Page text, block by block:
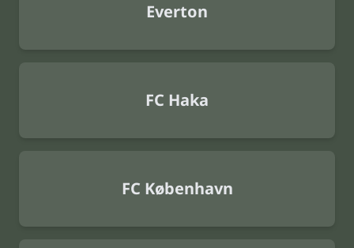
Everton
FC Haka
FC København